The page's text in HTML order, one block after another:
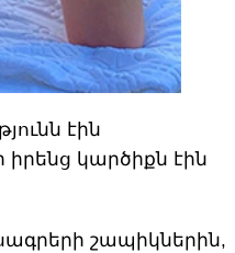
էին
իրենց կարծիքն էին
շապիկներին,